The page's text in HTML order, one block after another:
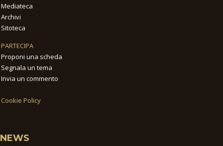
Mediateca
Archivi
Sitoteca
PARTECIPA
Proponi una scheda
Segnala un tema
Invia un commento
Cookie Policy
NEWS